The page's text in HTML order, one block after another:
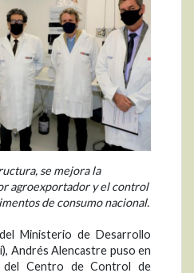
se mejora la
agroexportador y el control
de consumo nacional.
Ministerio de Desarrollo
Andrés Alencastre puso en
del Centro de Control de